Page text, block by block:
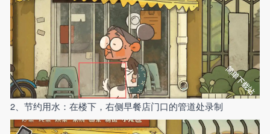
2、节约用水：在楼下，右侧早餐店门口的管道处录制